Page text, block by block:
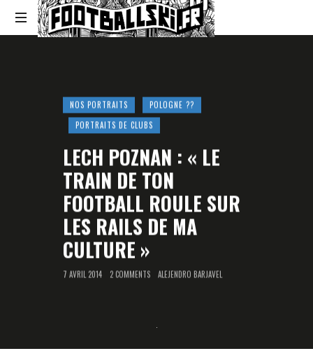
Footballski
centrale
d'Europe
NOS PORTRAITS
POLOGNE ??
PORTRAITS DE CLUBS
LECH POZNAN : « LE
TRAIN DE TON
FOOTBALL ROULE SUR
LES RAILS DE MA
CULTURE »
7 AVRIL 2014 2 COMMENTS ALEJENDRO BARJAVEL